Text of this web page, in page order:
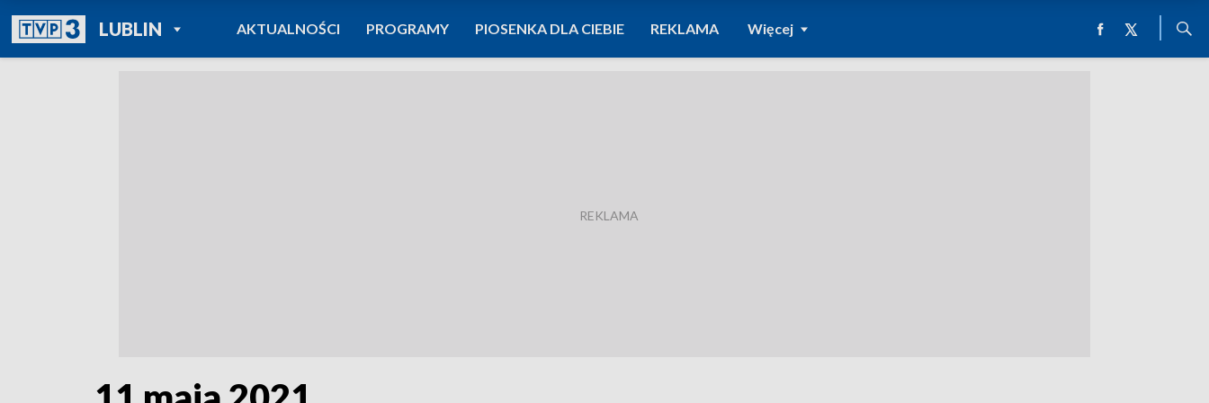
LUBLINPOWRÓT DO
TVP REGIONY
AKTUALNOŚCI PROGRAMY PIOSENKA DLA CIEBIE REKLAMA Więcej